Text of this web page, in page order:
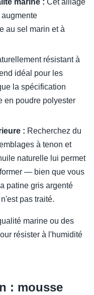
marine : Cet alliage
au sel marin et à
résistant à
idéal pour les
la spécification
en poudre polyester
: Recherchez du
à tenon et
naturelle lui permet
— bien que vous
patine gris argenté
pas traité.
marine ou des
résister à l'humidité
: mousse